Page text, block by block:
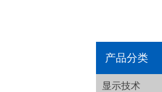
产品分类
显示技术